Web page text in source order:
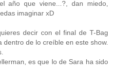
año que viene...?, dan miedo,
imaginar xD
decir con el final de T-Bag
dentro de lo creíble en este show.
es que lo de Sara ha sido